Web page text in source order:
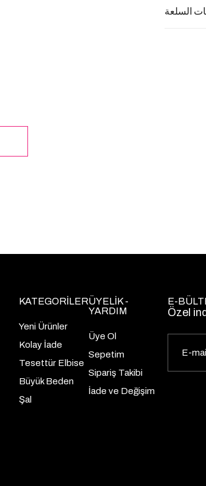
السلعة
KATEGORİLER
Yeni Ürünler
Kolay İade
Tesettür Elbise
Büyük Beden
Şal
ÜYELİK -
YARDIM
Üye Ol
Sepetim
Sipariş Takibi
İade ve Değişim
E-
Özel